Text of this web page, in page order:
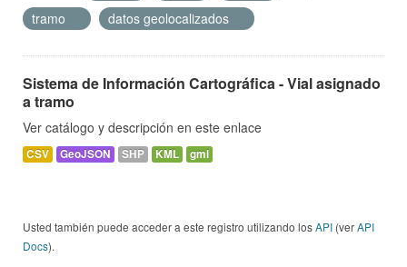
tramo
datos geolocalizados
Sistema de Información Cartográfica - Vial asignado
a tramo
Ver catálogo y descripción en este enlace
CSV GeoJSON SHP KML gml
Usted también puede acceder a este registro utilizando losAPI (verAPI
Docs).